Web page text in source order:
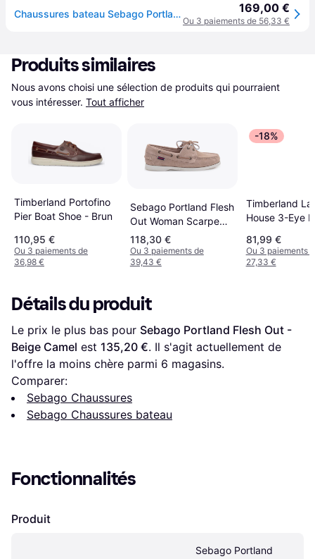
Chaussures bateau Sebago Portland Flesh - Marron 169,00 €
Ou 3 paiements de 56,33 €
Produits similaires
Nous avons choisi une sélection de produits qui pourraient
vous intéresser. Tout afficher
Timberland Portofino
Pier Boat Shoe - Brun
110,95 €
Ou 3 paiements de
36,98 €
Sebago Portland Flesh
Out Woman Scarpe
Da Barca Donna -
Beige
118,30 €
Ou 3 paiements de
39,43 €
-18%
Timberland
House 3-Eye
Hellbeige/
81,99 €
Ou 3 paiements
27,33 €
Détails du produit
Le prix le plus bas pour Sebago Portland Flesh Out -
Beige Camel est 135,20 €. Il s'agit actuellement de
l'offre la moins chère parmi 6 magasins.
Comparer:
Sebago Chaussures
Sebago Chaussures bateau
Fonctionnalités
Produit
Sebago Portland